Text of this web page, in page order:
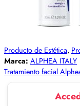
Producto de Estética,
Marca: ALPHEA ITALY
Tratamiento facial